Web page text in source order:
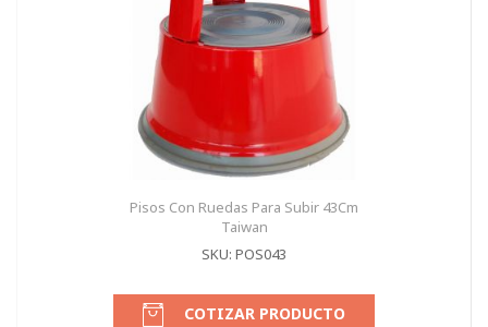
Pisos Con Ruedas Para Subir 43Cm
Taiwan
SKU: POS043
COTIZAR PRODUCTO